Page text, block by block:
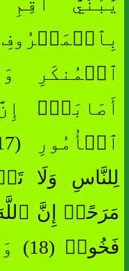
ٱلۡمُنكَرِ
أَصَابَكَۖ
لِلنَّاسِ
مَرَحًاۖ إِنَّ